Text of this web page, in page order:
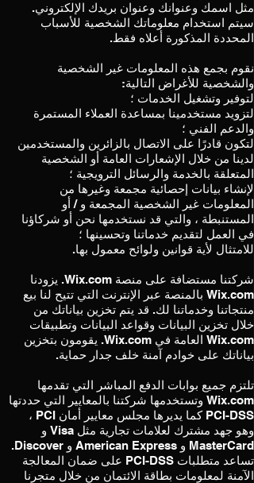
مثل اسمك وعنوانك وعنوان بريدك الإلكتروني.
سيتم استخدام معلوماتك الشخصية للأسباب
المحددة المذكورة أعلاه فقط.
نقوم بجمع هذه المعلومات غير الشخصية
والشخصية للأغراض التالية:
لتوفير وتشغيل الخدمات ؛
لتزويد مستخدمينا بمساعدة العملاء المستمرة
والدعم الفني ؛
لتكون قادرًا على الاتصال بالزائرين والمستخدمين
لدينا من خلال الإشعارات العامة أو الشخصية
المتعلقة بالخدمة والرسائل الترويجية ؛
لإنشاء بيانات إحصائية مجمعة وغيرها من
المعلومات غير الشخصية المجمعة و / أو
المستنبطة ، والتي قد نستخدمها نحن أو شركاؤنا
في العمل لتقديم خدماتنا وتحسينها ؛
للامتثال لأية قوانين ولوائح معمول بها.
شركتنا مستضافة على منصة Wix.com. يزودنا
Wix.com بالمنصة عبر الإنترنت التي تتيح لنا بيع
منتجاتنا وخدماتنا لك. قد يتم تخزين بياناتك من
خلال تخزين البيانات وقواعد البيانات وتطبيقات
Wix.com العامة في Wix.com. يقومون بتخزين
بياناتك على خوادم آمنة خلف جدار حماية.
تلتزم جميع بوابات الدفع المباشر التي تقدمها
Wix.com وتستخدمها شركتنا بالمعايير التي حددتها
PCI-DSS كما يديرها مجلس معايير أمان PCI ،
وهو جهد مشترك لعلامات تجارية مثل Visa و
MasterCard و American Express و Discover.
تساعد متطلبات PCI-DSS على ضمان المعالجة
الآمنة لمعلومات بطاقة الائتمان من خلال متجرنا